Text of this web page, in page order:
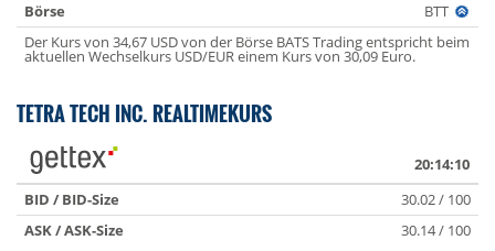
Börse
BTT
Der Kurs von 34,67 USD von der Börse BATS Trading entspricht beim
aktuellen Wechselkurs USD/EUR einem Kurs von 30,09 Euro.
TETRA TECH INC. REALTIMEKURS
20:14:10
BID / BID-Size
30.02 / 100
ASK / ASK-Size
30.14 / 100